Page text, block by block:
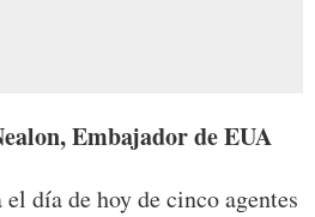
Embajador de EUA
día de hoy de cinco agentes